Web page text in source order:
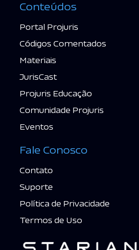
Conteúdos
Portal Projuris
Códigos Comentados
Materiais
JurisCast
Projuris Educação
Comunidade Projuris
Eventos
Fale Conosco
Contato
Suporte
Política de Privacidade
Termos de Uso